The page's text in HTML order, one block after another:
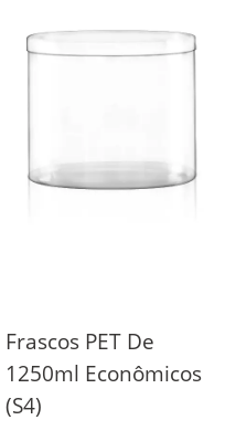
Frascos PET De
1250ml Econômicos
(S4)